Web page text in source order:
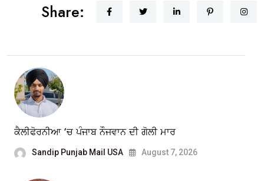
Share:
ਕੈਲੀਫੋਰਨੀਆ ‘ਚ ਪੰਜਾਬ ਨੌਜਵਾਨ ਦੀ ਗੋਲੀ ਮਾਰ
Sandip Punjab Mail USA August 7, 2026